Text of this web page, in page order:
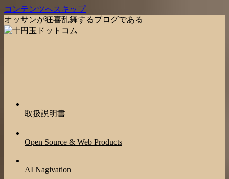
コンテンツへスキップ
オッサンが狂喜乱舞するブログである
取扱説明書
Open Source & Web Products
AI Nagivation